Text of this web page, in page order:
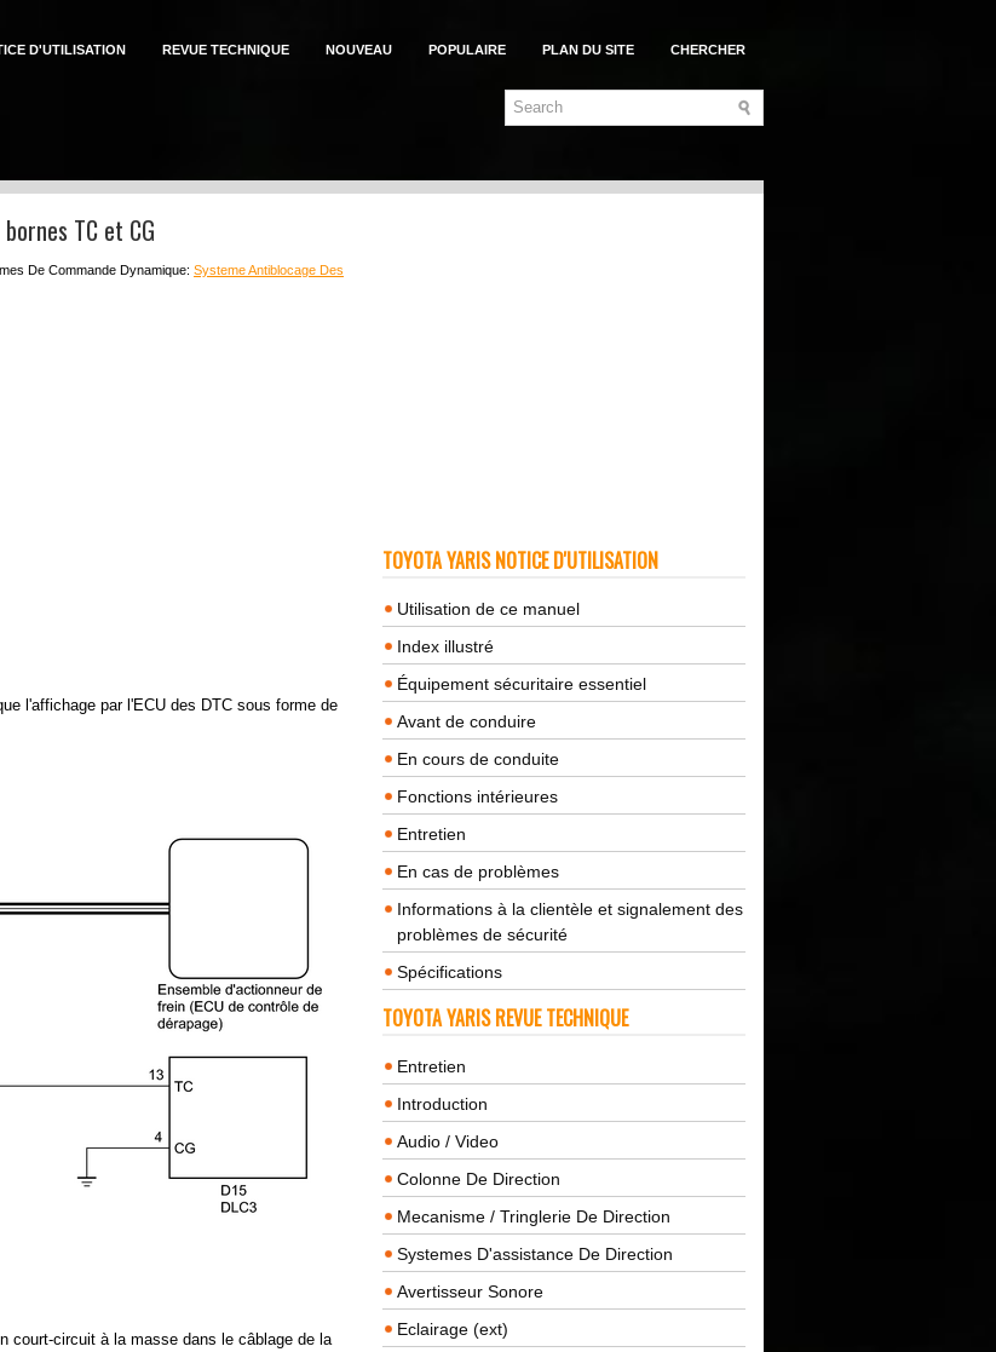
D'UTILISATION REVUE TECHNIQUE NOUVEAU POPULAIRE PLAN DU SITE CHERCHER
TC et CG
De Commande Dynamique: Systeme Antiblocage Des
l'affichage par l'ECU des DTC sous forme de
court-circuit à la masse dans le câblage de la
TOYOTA YARIS NOTICE D'UTILISATION
Utilisation de ce manuel
Index illustré
Équipement sécuritaire essentiel
Avant de conduire
En cours de conduite
Fonctions intérieures
Entretien
En cas de problèmes
Informations à la clientèle et signalement des
problèmes de sécurité
Spécifications
TOYOTA YARIS REVUE TECHNIQUE
Entretien
Introduction
Audio / Video
Colonne De Direction
Mecanisme / Tringlerie De Direction
Systemes D'assistance De Direction
Avertisseur Sonore
Eclairage (ext)